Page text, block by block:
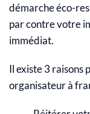
démarche éco-
par contre votre
immédiat.
Il existe 3 raisons
organisateur à